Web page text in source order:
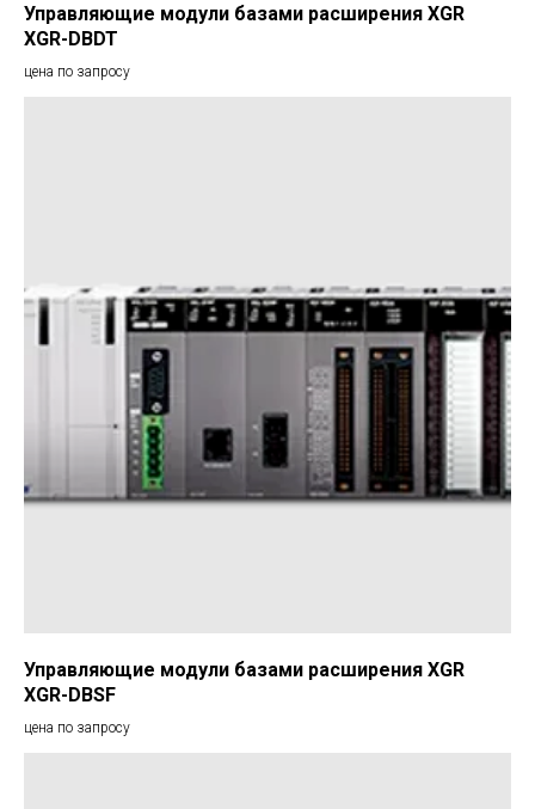
Управляющие модули базами расширения XGR
XGR-DBDT
цена по запросу
Управляющие модули базами расширения XGR
XGR-DBSF
цена по запросу